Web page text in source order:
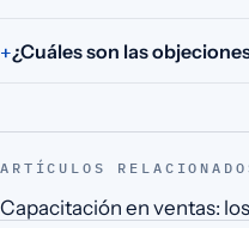
¿Cuáles son las
ARTÍCULOS
Capacitación en ventas: